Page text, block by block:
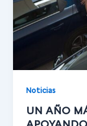
Noticias
UN AÑO